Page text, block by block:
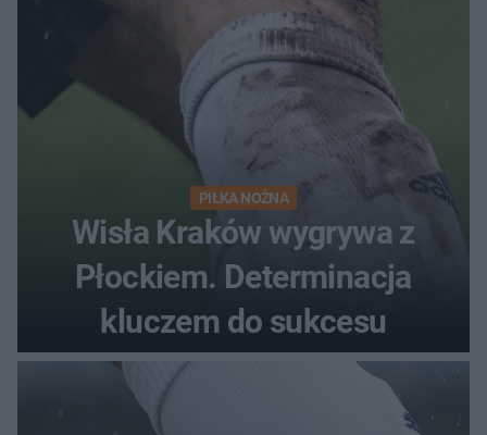
PIŁKA NOŻNA
Wisła Kraków wygrywa z
Płockiem. Determinacja
kluczem do sukcesu